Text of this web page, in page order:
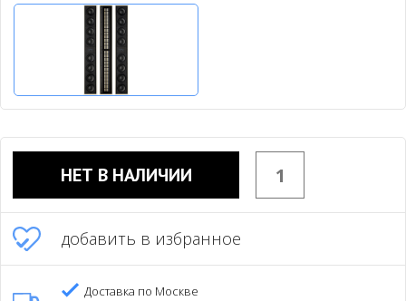
НЕТ В НАЛИЧИИ
добавить в избранное
Доставка по Москве